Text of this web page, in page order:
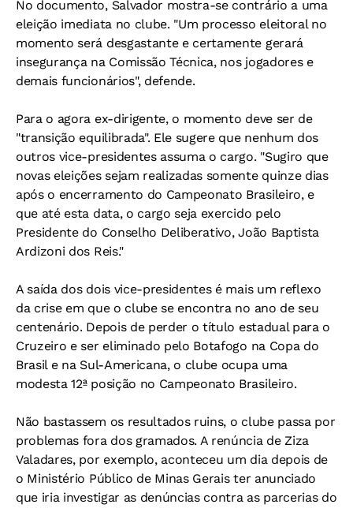
No documento, Salvador mostra-se contrário a uma
eleição imediata no clube. "Um processo eleitoral no
momento será desgastante e certamente gerará
insegurança na Comissão Técnica, nos jogadores e
demais funcionários", defende.
Para o agora ex-dirigente, o momento deve ser de
"transição equilibrada". Ele sugere que nenhum dos
outros vice-presidentes assuma o cargo. "Sugiro que
novas eleições sejam realizadas somente quinze dias
após o encerramento do Campeonato Brasileiro, e
que até esta data, o cargo seja exercido pelo
Presidente do Conselho Deliberativo, João Baptista
Ardizoni dos Reis."
A saída dos dois vice-presidentes é mais um reflexo
da crise em que o clube se encontra no ano de seu
centenário. Depois de perder o título estadual para o
Cruzeiro e ser eliminado pelo Botafogo na Copa do
Brasil e na Sul-Americana, o clube ocupa uma
modesta 12ª posição no Campeonato Brasileiro.
Não bastassem os resultados ruins, o clube passa por
problemas fora dos gramados. A renúncia de Ziza
Valadares, por exemplo, aconteceu um dia depois de
o Ministério Público de Minas Gerais ter anunciado
que iria investigar as denúncias contra as parcerias do